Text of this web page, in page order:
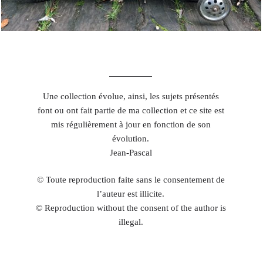
Une collection évolue, ainsi, les sujets présentés
font ou ont fait partie de ma collection et ce site est
mis régulièrement à jour en fonction de son
évolution.
Jean-Pascal
© Toute reproduction faite sans le consentement de
l’auteur est illicite.
© Reproduction without the consent of the author is
illegal.